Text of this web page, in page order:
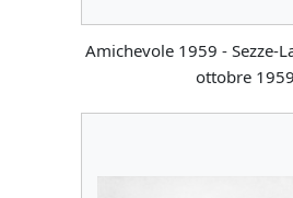
Amichevole 1959 - Sezze-
ottobre 1959